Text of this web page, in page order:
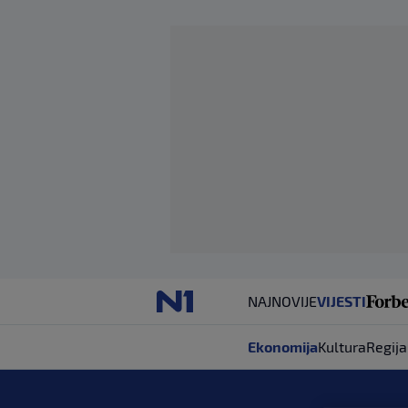
NAJNOVIJEVIJESTI
EkonomijaKulturaRegija